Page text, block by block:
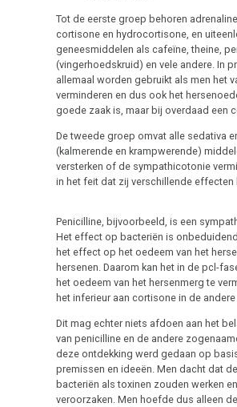
Biologische
natuurwet
natuurwet
natuurwet
Biologische
natuurwet
Biologische
natuurwet
Nomenclatuur
Hersentumoren
Testiculair
carcinoom
Strottenhoofd
Botkanker
Leukemie
Longkanker
Lymfeklieren
Hodgkin/Non-
Maagkanker
Mesothelioom
constructie
Tot de eerste groep behoren
cortisone en hydrocortisone, en
geneesmiddelen als cafeïne, theine,
(vingerhoedskruid) en vele andere. In
allemaal worden gebruikt als men het
verminderen en dus ook het
goede zaak is, maar bij overdaad een
De tweede groep omvat alle sedativa
(kalmerende en krampwerende)
versterken of de sympathicotonie
in het feit dat zij verschillende effecten
Penicilline, bijvoorbeeld, is een
Het effect op bacteriën is
het effect op het oedeem van het
hersenen. Daarom kan het in de pcl-
het oedeem van het hersenmerg te
het inferieur aan cortisone in de
Dit mag echter niets afdoen aan het
van penicilline en de andere
deze ontdekking werd gedaan op
premissen en ideeën. Men dacht dat
bacteriën als toxinen zouden werken
veroorzaken. Men hoefde dus alleen